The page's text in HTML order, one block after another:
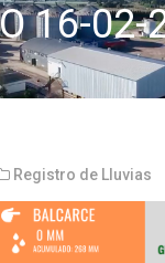
16-02-
Registro de Lluvias